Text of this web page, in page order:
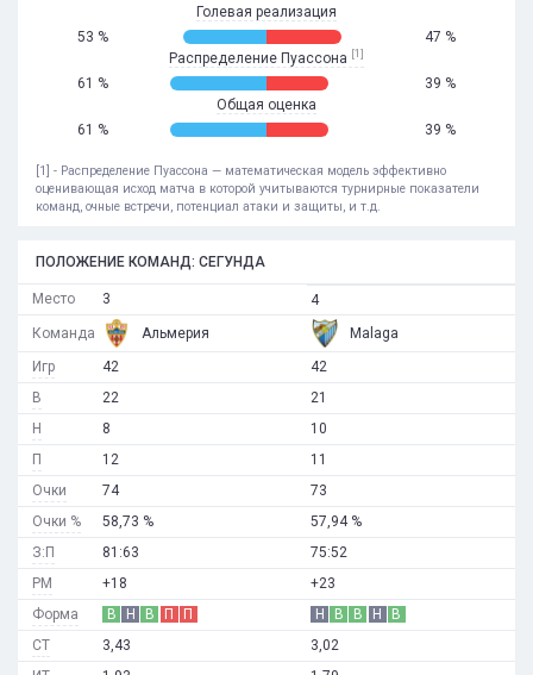
Голевая реализация
53 %
47 %
Распределение Пуассона [1]
61 %
39 %
Общая оценка
61 %
39 %
[1] - Распределение Пуассона — математическая модель эффективно
оценивающая исход матча в которой учитываются турнирные показатели
команд, очные встречи, потенциал атаки и защиты, и т.д.
ПОЛОЖЕНИЕ КОМАНД: СЕГУНДА
Место
Команда
Игр
В
Н
П
Очки
Очки %
З:П
РМ
Форма
СТ
3
Альмерия
42
22
8
12
74
58,73 %
81:63
+18
В
Н В П
П
3,43
4
Malaga
42
21
10
11
73
57,94 %
75:52
+23
Н
В В Н
В
3,02